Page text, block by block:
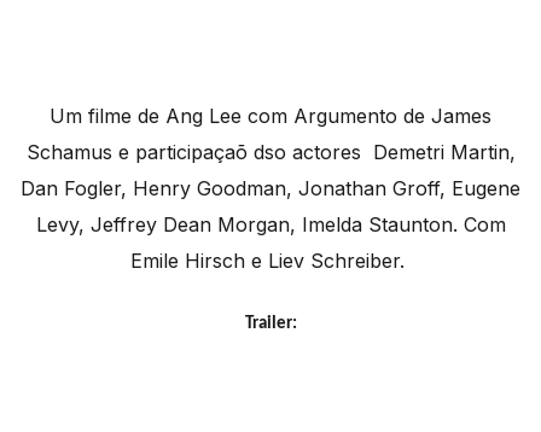
Um filme de Ang Lee com Argumento de James
Schamus e participaçaõ dso actores Demetri Martin,
Dan Fogler, Henry Goodman, Jonathan Groff, Eugene
Levy, Jeffrey Dean Morgan, Imelda Staunton. Com
Emile Hirsch e Liev Schreiber.
Trailer: